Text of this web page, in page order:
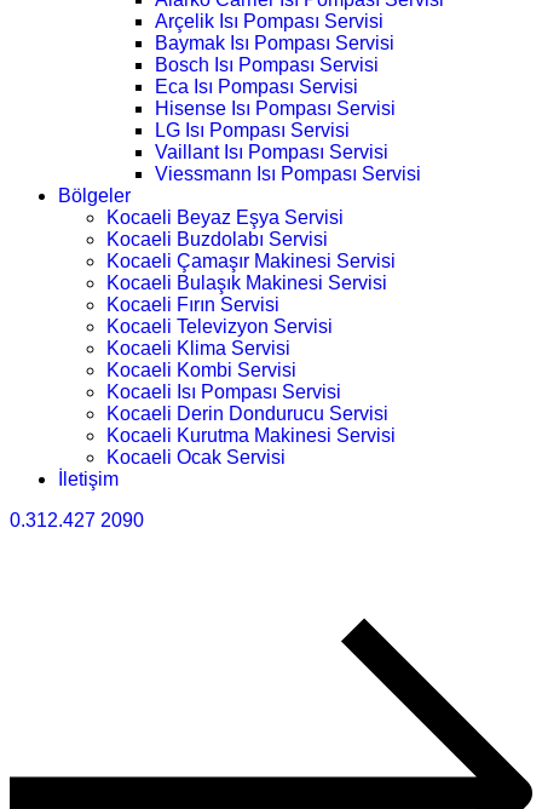
Arçelik Isı Pompası Servisi
Baymak Isı Pompası Servisi
Bosch Isı Pompası Servisi
Eca Isı Pompası Servisi
Hisense Isı Pompası Servisi
LG Isı Pompası Servisi
Vaillant Isı Pompası Servisi
Viessmann Isı Pompası Servisi
Bölgeler
Kocaeli Beyaz Eşya Servisi
Kocaeli Buzdolabı Servisi
Kocaeli Çamaşır Makinesi Servisi
Kocaeli Bulaşık Makinesi Servisi
Kocaeli Fırın Servisi
Kocaeli Televizyon Servisi
Kocaeli Klima Servisi
Kocaeli Kombi Servisi
Kocaeli Isı Pompası Servisi
Kocaeli Derin Dondurucu Servisi
Kocaeli Kurutma Makinesi Servisi
Kocaeli Ocak Servisi
İletişim
0.312.427 2090